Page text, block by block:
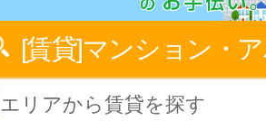
[賃貸]マンション・
エリアから賃貸を探す